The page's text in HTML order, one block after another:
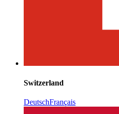
Switzerland
DeutschFrançais